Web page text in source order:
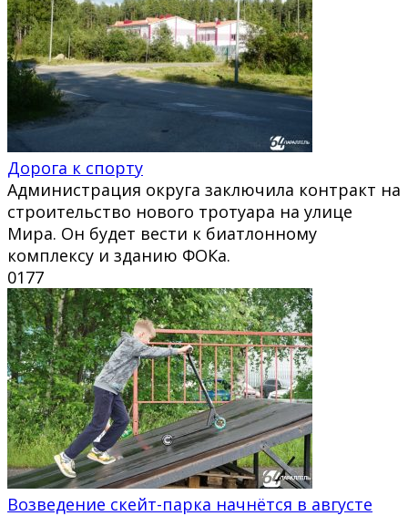
Дорога к спорту
Администрация округа заключила контракт на
строительство нового тротуара на улице
Мира. Он будет вести к биатлонному
комплексу и зданию ФОКа.
0177
Возведение скейт-парка начнётся в августе